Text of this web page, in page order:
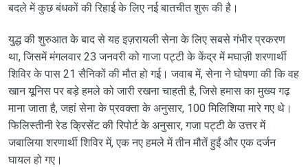
बदले में कुछ बंधकों की रिहाई के लिए नई बातचीत शुरू की है।
युद्ध की शुरुआत के बाद से यह इज़रायली सेना के लिए सबसे गंभीर प्रकरण
था, जिसमें मंगलवार 23 जनवरी को गाजा पट्टी के केंद्र में मघाज़ी शरणार्थी
शिविर के पास 21 सैनिकों की मौत हो गई। जवाब में, सेना ने घोषणा की कि वह
खान यूनिस पर बड़े हमले को जारी रखना चाहती है, जिसे हमास का मुख्य गढ़
माना जाता है, जहां सेना के प्रवक्ता के अनुसार, 100 मिलिशिया मारे गए थे।
फिलिस्तीनी रेड क्रिसेंट की रिपोर्ट के अनुसार, गजा पट्टी के उत्तर में
जबालिया शरणार्थी शिविर में, एक नए हमले में तीन मौतें हुईं और एक दर्जन
घायल हो गए।